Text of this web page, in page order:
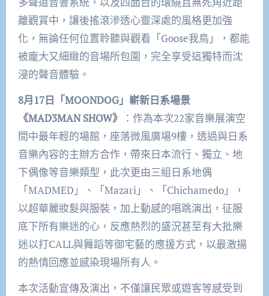
離觀賞中，讓後搖滾滲透心靈深處的風格更加強
化，無論任何位置聆聽與觀看「Goose我鳥」，都能
被龐大又細緻的音場所包圍，完全享受這獨特而沈
浸的聲音體驗。
8月17日「MOONDOG」嶄新日系場景
《MAD3MAN SHOW》
：作為本次22家音樂展演空
間中最年輕的場館，座落微風廣場9樓，透過與日系
音樂內容的主辦方合作，帶來日本流行、獨立、地
下偶像等音樂類型，此次更由三組日系地偶
「MADMED」、「Mazari」、「Chichamedo」，
以超華麗妝髮與服裝，加上動感的唱跳演出，征服
底下所有樂迷的心，反應熱烈的盛況甚至有大批樂
迷以打CALL與舞蹈等御宅藝的應援方式，以最激揚
的熱情回應並感染現場所有人。
本次活動宣傳及演出，不僅讓民眾或遊客等感受到